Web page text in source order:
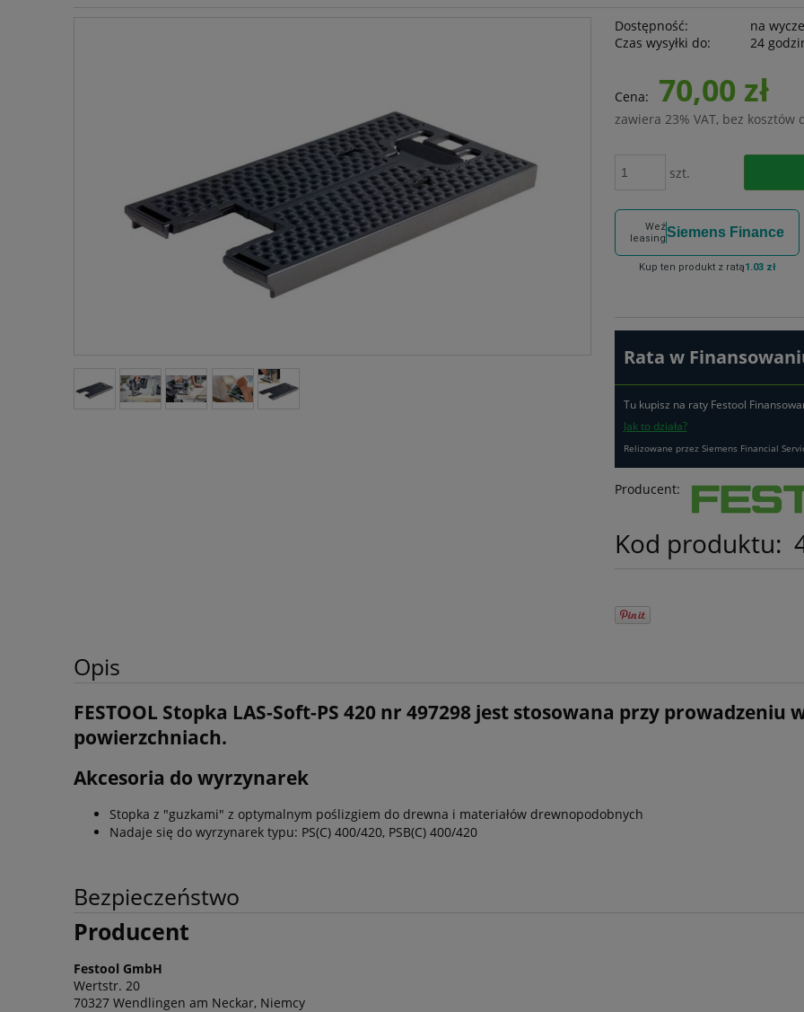
Dostępność:
na
Czas wysyłki do:
24
Cena: 70,00 zł
zawiera 23% VAT, bez kosztów
szt.
Weź
leasingSiemens Finance
Kup ten produkt z ratą1.03 zł
Rata w
Tu kupisz na raty Festool
Jak to działa?
Relizowane przez Siemens Financial
Producent:
Kod produktu:
Opis
FESTOOL Stopka LAS-Soft-PS 420 nr 497298 jest stosowana przy
powierzchniach.
Akcesoria do wyrzynarek
Stopka z "guzkami" z optymalnym poślizgiem do drewna i materiałów drewnopodobnych
Nadaje się do wyrzynarek typu: PS(C) 400/420, PSB(C) 400/420
Bezpieczeństwo
Producent
Festool GmbH
Wertstr. 20
70327 Wendlingen am Neckar, Niemcy